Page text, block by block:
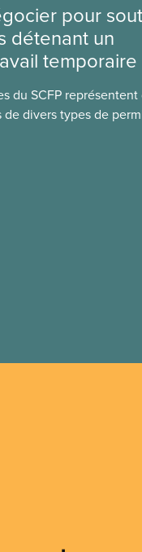
pour
détenant un
temporaire
du SCFP représentent
divers types de